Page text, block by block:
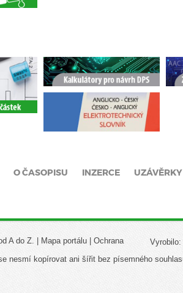
O ČASOPISU INZERCE UZÁVĚRKY
Vyrobilo:
A do Z. | Mapa portálu
Ochrana
nesmí kopírovat ani šířit bez písemného